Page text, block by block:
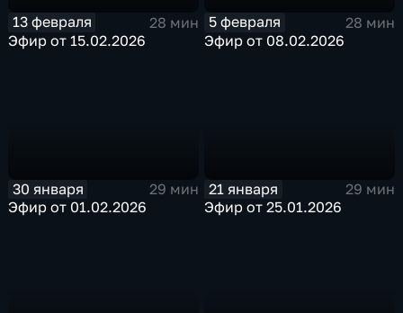
13 февраля
28 мин
Эфир от 15.02.2026
5 февраля
28 мин
Эфир от 08.02.2026
30 января
29 мин
Эфир от 01.02.2026
21 января
29 мин
Эфир от 25.01.2026